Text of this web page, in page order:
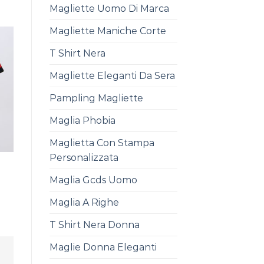
Magliette Uomo Di Marca
Magliette Maniche Corte
T Shirt Nera
Magliette Eleganti Da Sera
Pampling Magliette
Maglia Phobia
Maglietta Con Stampa
Personalizzata
Maglia Gcds Uomo
Maglia A Righe
T Shirt Nera Donna
Maglie Donna Eleganti